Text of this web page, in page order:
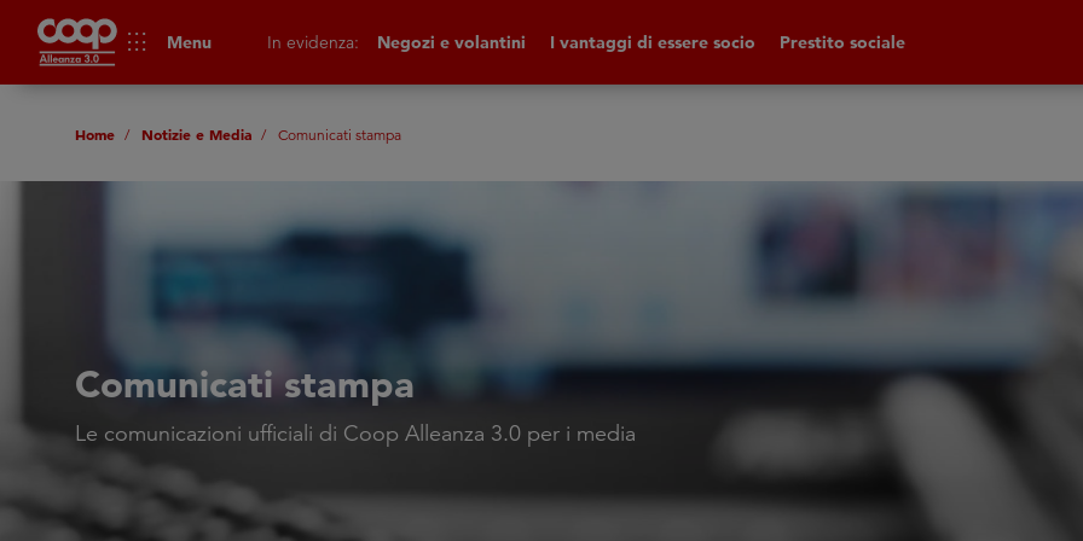
apps Menu In evidenza: Negozi e volantini I vantaggi di essere socio Prestito sociale
Home Notizie e Media Comunicati stampa
Comunicati stampa
Le comunicazioni ufficiali di Coop Alleanza 3.0 per i media